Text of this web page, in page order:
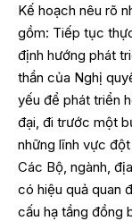
Kế hoạch nêu rõ
gồm: Tiếp tục
định hướng phát
thần của Nghị
yếu để phát triển
đại, đi trước một
những lĩnh vực
Các Bộ, ngành,
có hiệu quả quan
cấu hạ tầng đồng